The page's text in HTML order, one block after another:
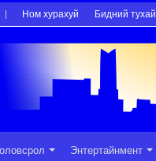
Ном хурахуй Бидний тухай
Энтертайнмент